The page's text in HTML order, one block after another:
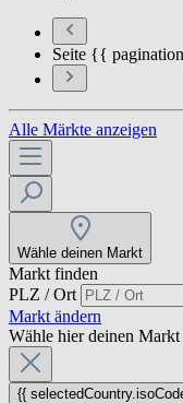
Seite {{
Alle Märkte anzeigen
Wähle deinen Markt
Markt finden
PLZ / Ort
Markt ändern
Wähle hier deinen Markt
{{